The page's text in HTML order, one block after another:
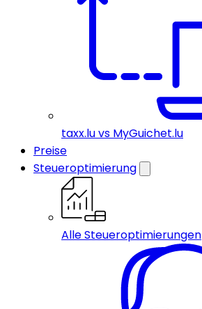
taxx.lu vs MyGuichet.lu
Preise
Steueroptimierung
Alle Steueroptimierungen